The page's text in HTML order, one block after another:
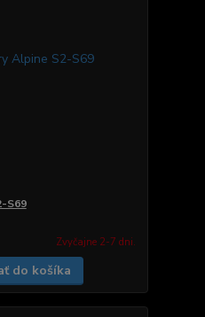
S69
Zvyčajne 2-7 dni.
do košíka